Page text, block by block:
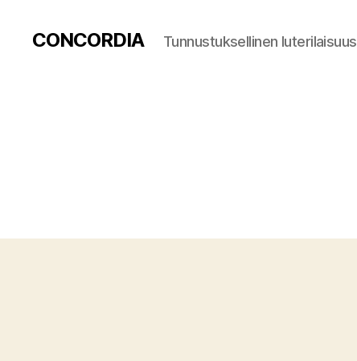
CONCORDIA Tunnustuksellinen luterilaisuus